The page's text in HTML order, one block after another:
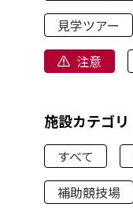
見学ツアー
注意
施設カテゴリ
すべて
補助競技場